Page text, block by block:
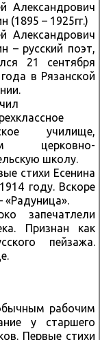
Александрович
(1895 – 1925гг.)
Александрович
– русский поэт,
21 сентября
в Рязанской
училище,
церковно-
школу.
стихи Есенина
году. Вскоре
«Радуница».
запечатлели
Признан как
пейзажа.
рабочим
у старшего
Первые стихи